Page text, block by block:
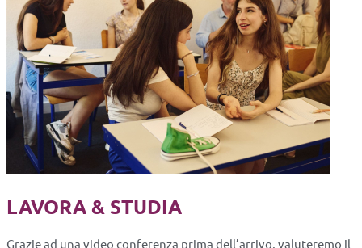
LAVORA & STUDIA
Grazie ad una video conferenza prima dell’arrivo, valuteremo il